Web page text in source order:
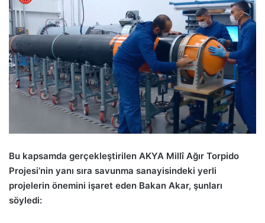
Bu kapsamda gerçekleştirilen AKYA Millî Ağır Torpido
Projesi’nin yanı sıra savunma sanayisindeki yerli
projelerin önemini işaret eden Bakan Akar, şunları
söyledi: